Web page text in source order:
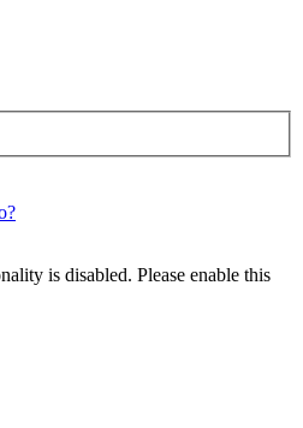
is disabled. Please enable this